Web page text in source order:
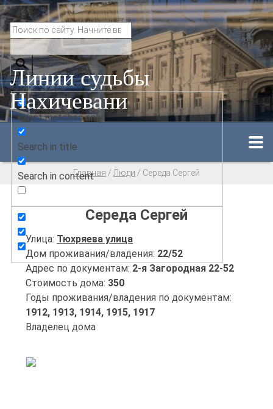
Линии судьбы
Нахичевани
Exact matches only
Search in title
Search in content
Главная / Люди / Середа Сергей
Середа Сергей
Улица: Тюхряева улица
Дом проживания/владения: 22/52
Адрес по документам: 2-я Загородная 22-52
Стоимость дома: 350
Годы проживания/владения по документам:
1912, 1913, 1914, 1915, 1917
Владелец дома